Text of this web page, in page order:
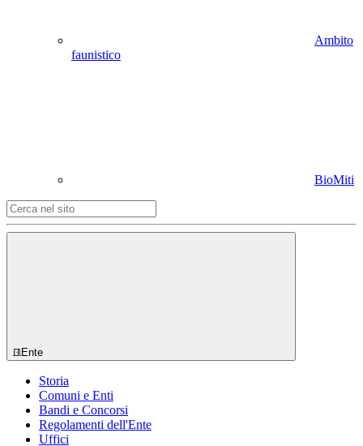
Ambito
faunistico
BioMiti
Ente
Storia
Comuni e Enti
Bandi e Concorsi
Regolamenti dell'Ente
Uffici